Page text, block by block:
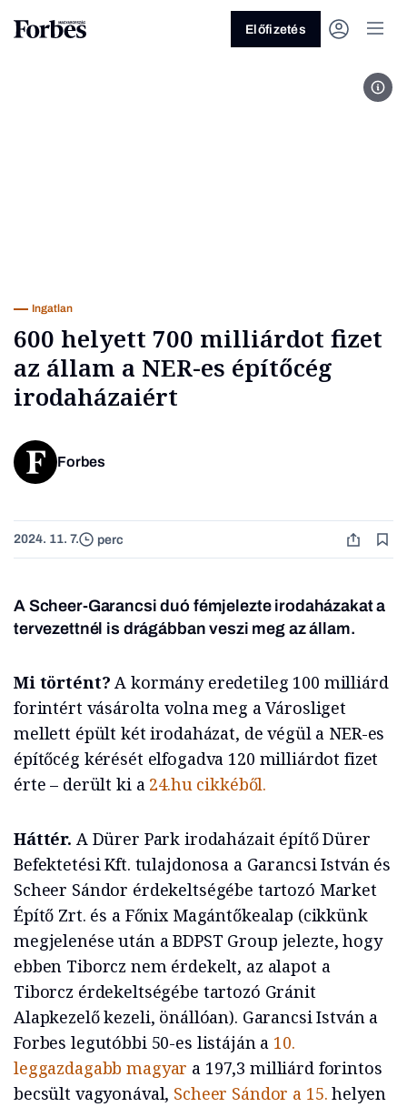
Előfizetés
Ingatlan
600 helyett 700 milliárdot fizet
az állam a NER-es építőcég
irodaházaiért
Forbes
2024. 11. 7. perc
A Scheer-Garancsi duó fémjelezte irodaházakat a
tervezettnél is drágábban veszi meg az állam.
Mi történt?A kormány eredetileg 100 milliárd
forintért vásárolta volna meg a Városliget
mellett épült két irodaházat, de végül a NER-es
építőcég kérését elfogadva 120 milliárdot fizet
érte – derült ki a 24.hu cikkéből.
Háttér. A Dürer Park irodaházait építő Dürer
Befektetési Kft. tulajdonosa a Garancsi István és
Scheer Sándor érdekeltségébe tartozó Market
Építő Zrt. és a Főnix Magántőkealap (cikkünk
megjelenése után a BDPST Group jelezte, hogy
ebben Tiborcz nem érdekelt, az alapot a
Tiborcz érdekeltségébe tartozó Gránit
Alapkezelő kezeli, önállóan). Garancsi István a
Forbes legutóbbi 50-es listáján a 10.
leggazdagabb magyar a 197,3 milliárd forintos
becsült vagyonával, Scheer Sándor a 15.helyen